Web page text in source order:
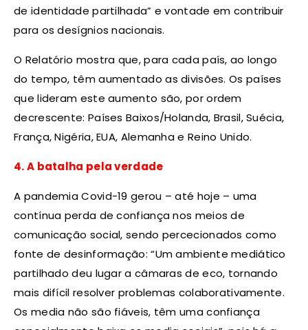
de identidade partilhada” e vontade em contribuir
para os desígnios nacionais.
O Relatório mostra que, para cada país, ao longo
do tempo, têm aumentado as divisões. Os países
que lideram este aumento são, por ordem
decrescente: Países Baixos/Holanda, Brasil, Suécia,
França, Nigéria, EUA, Alemanha e Reino Unido.
4. A batalha pela verdade
A pandemia Covid-19 gerou – até hoje – uma
contínua perda de confiança nos meios de
comunicação social, sendo percecionados como
fonte de desinformação: “Um ambiente mediático
partilhado deu lugar a câmaras de eco, tornando
mais difícil resolver problemas colaborativamente.
Os media não são fiáveis, têm uma confiança